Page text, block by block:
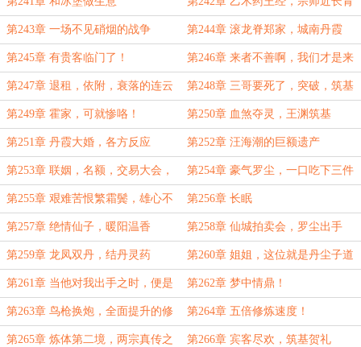
第243章 一场不见硝烟的战争 第244章 滚龙脊郑家，城南丹霞
殿，一年四十万！
第245章 有贵客临门了！ 第246章 来者不善啊，我们才是来
者！
第247章 退租，依附，衰落的连云
商盟
第248章 三哥要死了，突破，筑基
三层
第249章 霍家，可就惨咯！ 第250章 血煞夺灵，王渊筑基
第251章 丹霞大婚，各方反应 第252章 汪海潮的巨额遗产
第253章 联姻，名额，交易大会，
捡漏
第254章 豪气罗尘，一口吃下三件
法宝
第255章 艰难苦恨繁霜鬓，雄心不
绝结金丹
第256章 长眠
第257章 绝情仙子，暖阳温香 第258章 仙城拍卖会，罗尘出手
第259章 龙凤双丹，结丹灵药 第260章 姐姐，这位就是丹尘子道
友
第261章 当他对我出手之时，便是
重拾道心之日
第262章 梦中情鼎！
第263章 鸟枪换炮，全面提升的修
炼环境。
第264章 五倍修炼速度！
第265章 炼体第二境，两宗真传之 第266章 宾客尽欢，筑基贺礼